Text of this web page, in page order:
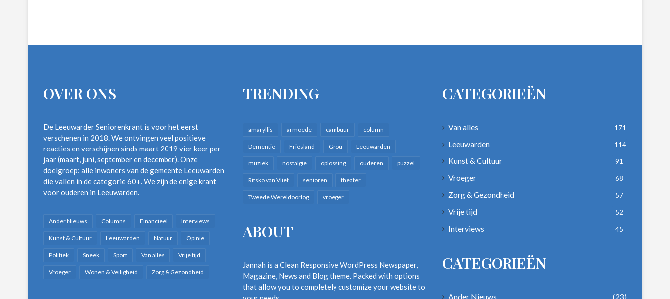
OVER ONS
De Leeuwarder Seniorenkrant is voor het eerst
verschenen in 2018. We ontvingen veel positieve
reacties en verschijnen sinds maart 2019 vier keer per
jaar (maart, juni, september en december). Onze
doelgroep: alle inwoners van de gemeente Leeuwarden
die vallen in de categorie 60+. We zijn de enige krant
voor ouderen in Leeuwarden.
Ander Nieuws Columns Financieel Interviews
Kunst & Cultuur Leeuwarden Natuur Opinie
Politiek Sneek Sport Van alles Vrije tijd
Vroeger Wonen & Veiligheid Zorg & Gezondheid
TRENDING
amaryllis armoede cambuur column
Dementie Friesland Grou Leeuwarden
muziek nostalgie oplossing ouderen puzzel
Ritsko van Vliet senioren theater
Tweede Wereldoorlog vroeger
ABOUT
Jannah is a Clean Responsive WordPress Newspaper,
Magazine, News and Blog theme. Packed with options
that allow you to completely customize your website to
CATEGORIEËN
Van alles 171
Leeuwarden 114
Kunst & Cultuur 91
Vroeger 68
Zorg & Gezondheid 57
Vrije tijd 52
Interviews 45
CATEGORIEËN
Ander Nieuws (23)